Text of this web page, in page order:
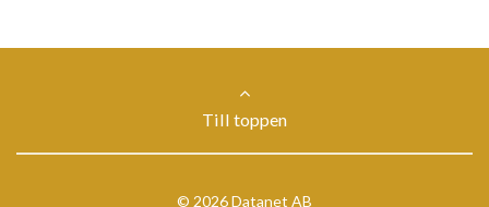
Till toppen
© 2026 Datanet AB